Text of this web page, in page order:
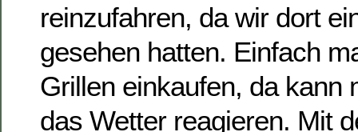
reinzufahren, da wir dort
gesehen hatten. Einfach
Grillen einkaufen, da kann
das Wetter reagieren. Mit